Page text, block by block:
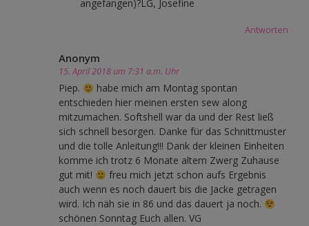
angefangen)?LG, Josefine
Antworten
Anonym
15. April 2018 um 7:31 a.m. Uhr
Piep.
habe mich am Montag spontan
entschieden hier meinen ersten sew along
mitzumachen. Softshell war da und der Rest ließ
sich schnell besorgen. Danke für das Schnittmuster
und die tolle Anleitung!!! Dank der kleinen Einheiten
komme ich trotz 6 Monate altem Zwerg Zuhause
gut mit!
freu mich jetzt schon aufs Ergebnis
auch wenn es noch dauert bis die Jacke getragen
wird. Ich näh sie in 86 und das dauert ja noch.
schönen Sonntag Euch allen. VG